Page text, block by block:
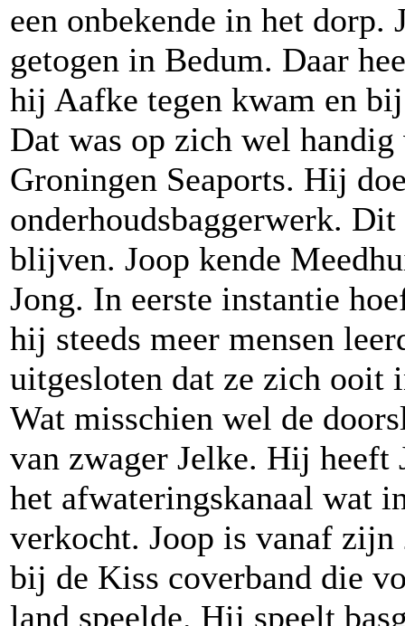
een onbekende in het
getogen in Bedum. Daar
hij Aafke tegen kwam en
Dat was op zich wel
Groningen Seaports. Hij
onderhoudsbaggerwerk.
blijven. Joop kende
Jong. In eerste instantie
hij steeds meer mensen
uitgesloten dat ze zich ooit
Wat misschien wel de
van zwager Jelke. Hij heeft
het afwateringskanaal wat
verkocht. Joop is vanaf zijn
bij de Kiss coverband die
land speelde. Hij speelt